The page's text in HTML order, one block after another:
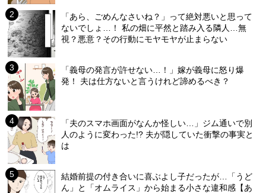
「あら、ごめんなさいね？」って絶対悪いと思って
ないでしょ…！ 私の畑に平然と踏み入る隣人…無
視？悪意？その行動にモヤモヤが止まらない
「義母の発言が許せない…！」嫁が義母に怒り爆
発！ 夫は仕方ないと言うけれど諦めるべき？
「夫のスマホ画面がなんか怪しい…」ジム通いで別
人のように変わった!? 夫が隠していた衝撃の事実と
は
結婚前提の付き合いに喜ぶよし子だったが…「うど
ん」と「オムライス」から始まる小さな違和感【あ